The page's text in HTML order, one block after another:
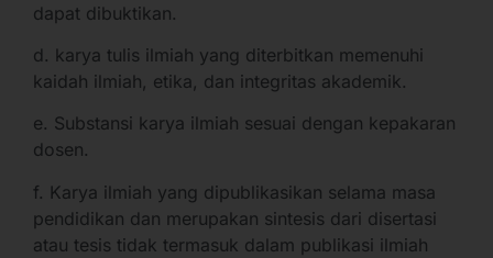
dapat dibuktikan.
d. karya tulis ilmiah yang diterbitkan memenuhi
kaidah ilmiah, etika, dan integritas akademik.
e. Substansi karya ilmiah sesuai dengan kepakaran
dosen.
f. Karya ilmiah yang dipublikasikan selama masa
pendidikan dan merupakan sintesis dari disertasi
atau tesis tidak termasuk dalam publikasi ilmiah